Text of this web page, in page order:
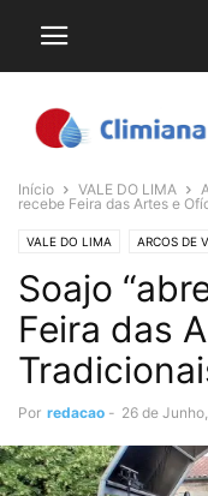
Início VALE DO LIMA
recebe Feira das Artes e
VALE DO LIMA ARCOS DE
Soajo
Feira das
Por redacao - 26 de